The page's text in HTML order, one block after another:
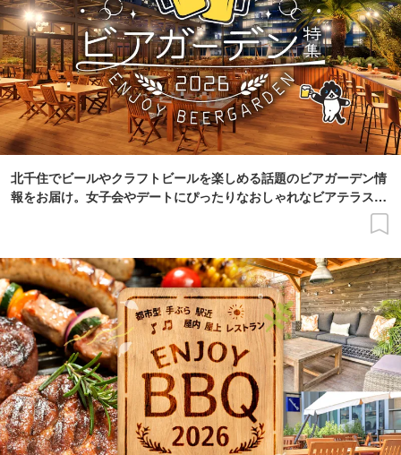
北千住でビールやクラフトビールを楽しめる話題のビアガーデン情
報をお届け。女子会やデートにぴったりなおしゃれなビアテラスや
夜景がきれい、雨天OK、お得な飲み放題ありなどこだわり条件で